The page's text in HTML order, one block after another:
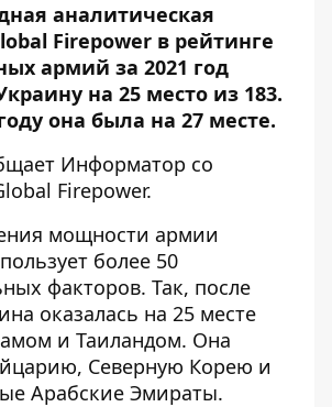
аналитическая
Firepower в рейтинге
армий за 2021 год
на 25 место из 183.
она была на 27 месте.
Информатор со
Firepower.
мощности армии
более 50
факторов. Так, после
оказалась на 25 месте
и Таиландом. Она
Северную Корею и
Арабские Эмираты.